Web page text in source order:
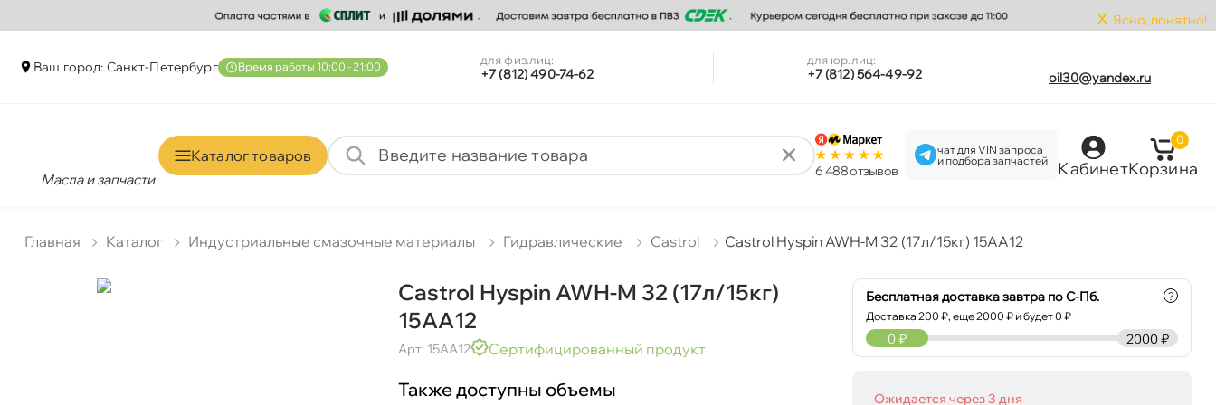
x Ясно, понятно!
аш город: Санкт-Петербур ремя работы 10:00 - 21:00 для физ.лиц:
+7 (812) 490-74-62
для юр.лиц:
+7 (812) 564-49-92 oil30@yandex.ru
Масла и запчасти
Каталог товаро
6 488 отзыво
чат для VIN запроса
и подбора запчастей
Кабинет
0
Корзина
Главная Катало Индустриальные смазочные материалы Гидравлические Castrol Castrol Hyspin AWH-M 32 (17л/15кг) 15AA12
Castrol Hyspin AWH-M 32 (17л/15кг)
15AA12
Арт: 15AA12 Сертифицированный продукт
Также доступны объемы
Бесплатная доставка завтра по С-Пб.
Доставка200 ₽, еще2000 ₽ и будет 0 ₽
?
2000 ₽
0 ₽
Ожидается через 3 дня